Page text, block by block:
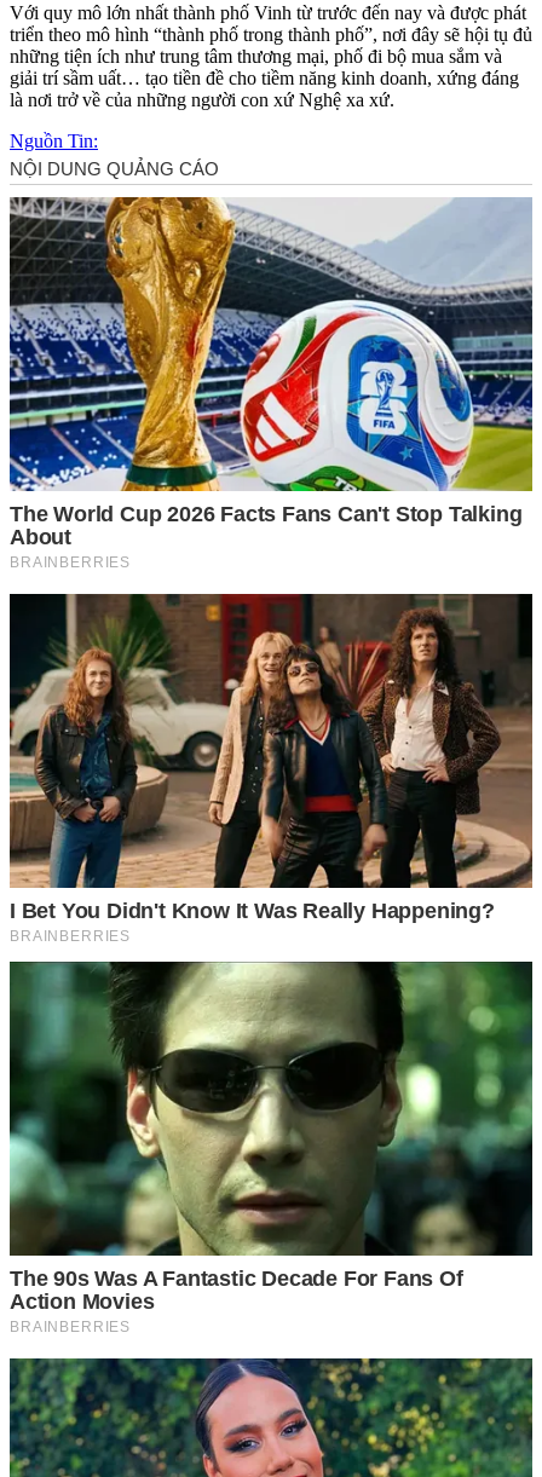
Với quy mô lớn nhất thành phố Vinh từ trước đến nay và được phát
triển theo mô hình “thành phố trong thành phố”, nơi đây sẽ hội tụ đủ
những tiện ích như trung tâm thương mại, phố đi bộ mua sắm và
giải trí sầm uất… tạo tiền đề cho tiềm năng kinh doanh, xứng đáng
là nơi trở về của những người con xứ Nghệ xa xứ.
Nguồn Tin: